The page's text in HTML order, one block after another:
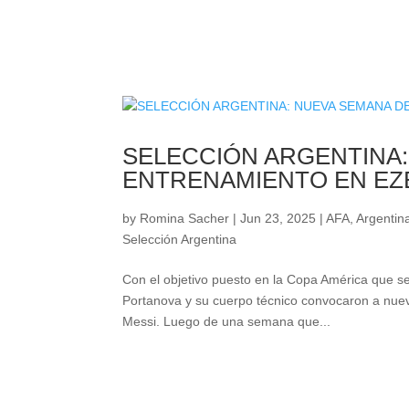
SELECCIÓN
ENTRENAMIENTO EN
by Romina Sacher |Jun 23, 2025 |AFA ,
Selección Argentina
Con el objetivo puesto en la Copa América que
Portanova y su cuerpo técnico convocaron a
Messi. Luego de una semana que...